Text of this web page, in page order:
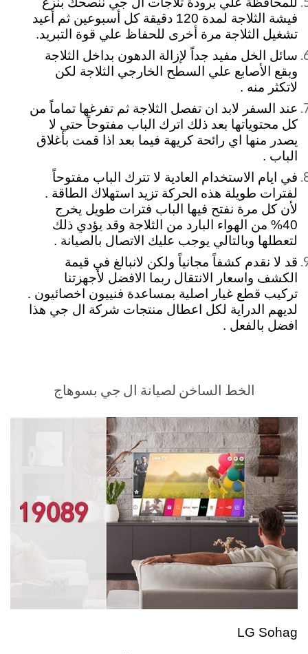
فيشة الثلاجة لمدة 120 دقيقة كل أسبوعين ثم أعيد
تشغيل الثلاجة مرة أخرى للحفاظ علي قوة التبريد.
سائل الخل مفيد جداً لإزالة الدهون بداخل الثلاجة
وبقع الأصابع علي السطح الخارجي الثلاجة لكن
لاتكثر منه .
عند السفر لابد ان تفصل الثلاجة ثم تفرغها تماماً من
كل محتوياتها بعد ذلك اترك الباب مفتوحاً حتي لا
يصدر منها اي رائحة كريهة فيما بعد اذا قمت بأغلاق
الباب .
في ايام الاستخدام العادية لا تترك الباب مفتوحاً
لفترات طويلة هذه الحركة تزيد استهلاك الطاقة .
لأن كل مرة نفتح فيها الباب فترات طويل يخرج
40% من الهواء البارد من الثلاجة وقد يؤدي ذلك
لتعطلها وبالتالي يوجب عليك الاتصال بالصيانة .
قد لا نقدم كشفاً مجانياً ولكن لانبالغ في قيمة
الكشف واسعار الانتقال ربما الافضل لأجهزتنا
تركيب قطع غيار اصلية بمساعدة فنييون اخصائيون .
لديهم الدراية لكل اعطال منتجات شركة ال جي هذا
افضل بالفعل .
الخط الساخن لصيانة ال جي بسوهاج
LG Sohag